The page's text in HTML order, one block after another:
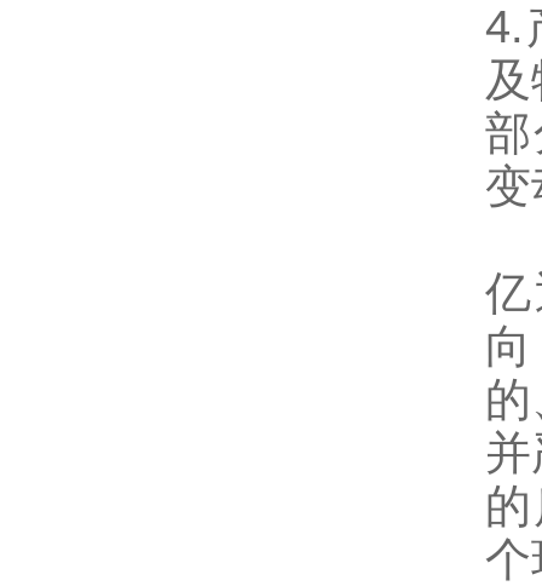
4.